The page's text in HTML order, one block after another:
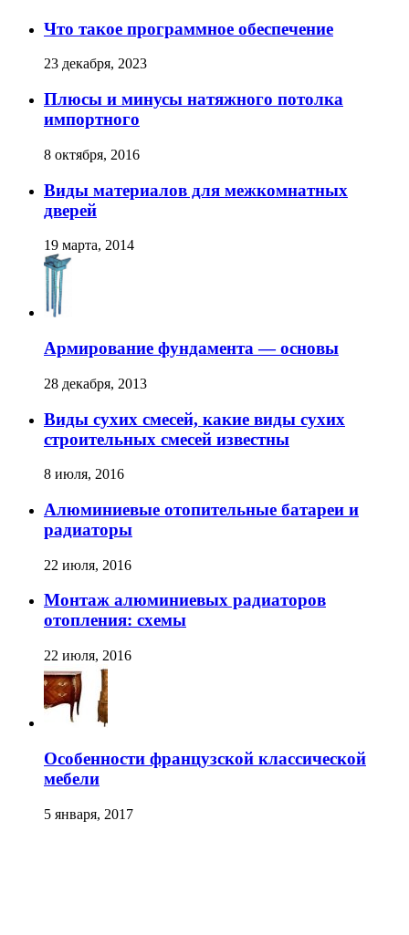
Что такое программное обеспечение
23 декабря, 2023
Плюсы и минусы натяжного потолка
импортного
8 октября, 2016
Виды материалов для межкомнатных
дверей
19 марта, 2014
Армирование фундамента — основы
28 декабря, 2013
Виды сухих смесей, какие виды сухих
строительных смесей известны
8 июля, 2016
Алюминиевые отопительные батареи и
радиаторы
22 июля, 2016
Монтаж алюминиевых радиаторов
отопления: схемы
22 июля, 2016
Особенности французской классической
мебели
5 января, 2017